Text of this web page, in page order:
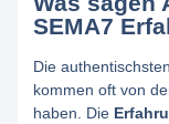
SEMA7
Die
kommen oft von
haben. Die